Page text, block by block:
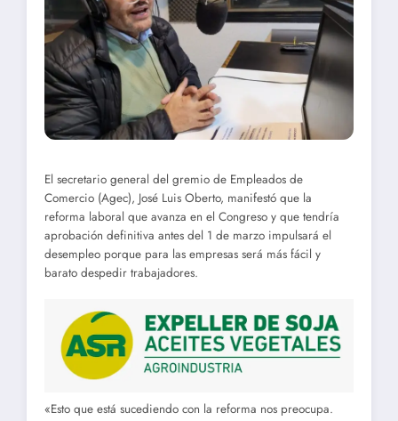
El secretario general del gremio de Empleados de
Comercio (Agec), José Luis Oberto, manifestó que la
reforma laboral que avanza en el Congreso y que tendría
aprobación definitiva antes del 1 de marzo impulsará el
desempleo porque para las empresas será más fácil y
barato despedir trabajadores.
«Esto que está sucediendo con la reforma nos preocupa.